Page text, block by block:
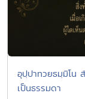
อุปฺปาทวยธมฺมิโน
เป็นธรรมดา